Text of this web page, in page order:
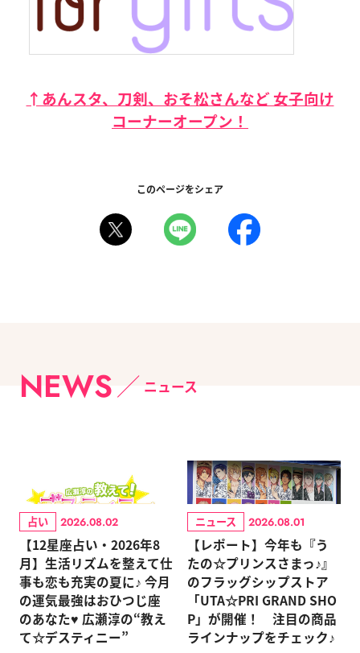
↑あんスタ、刀剣、おそ松さんなど 女子向け
コーナーオープン！
このページをシェア
NEWS ニュース
占い 2026.08.02
【12星座占い・2026年8
月】生活リズムを整えて仕
事も恋も充実の夏に♪ 今月
の運気最強はおひつじ座
のあなた♥ 広瀬淳の“教え
て☆デスティニー”
ニュース 2026.08.01
【レポート】今年も『う
たの☆プリンスさまっ♪』
のフラッグシップストア
「UTA☆PRI GRAND SHO
P」が開催！ 注目の商品
ラインナップをチェック♪